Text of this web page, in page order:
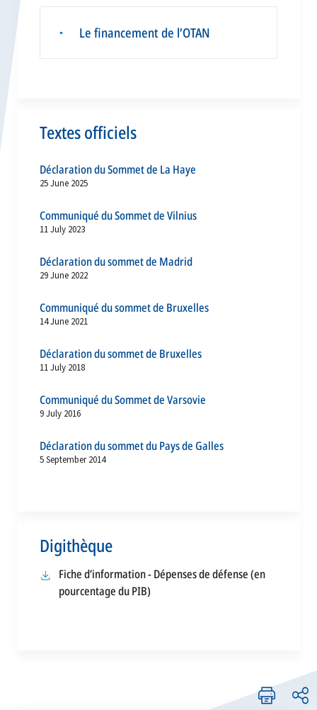
▪ Le financement de l’OTAN
Textes officiels
Déclaration du Sommet de La Haye
25 June 2025
Communiqué du Sommet de Vilnius
11 July 2023
Déclaration du sommet de Madrid
29 June 2022
Communiqué du sommet de Bruxelles
14 June 2021
Déclaration du sommet de Bruxelles
11 July 2018
Communiqué du Sommet de Varsovie
9 July 2016
Déclaration du sommet du Pays de Galles
5 September 2014
Digithèque
Fiche d’information - Dépenses de défense (en
pourcentage du PIB)